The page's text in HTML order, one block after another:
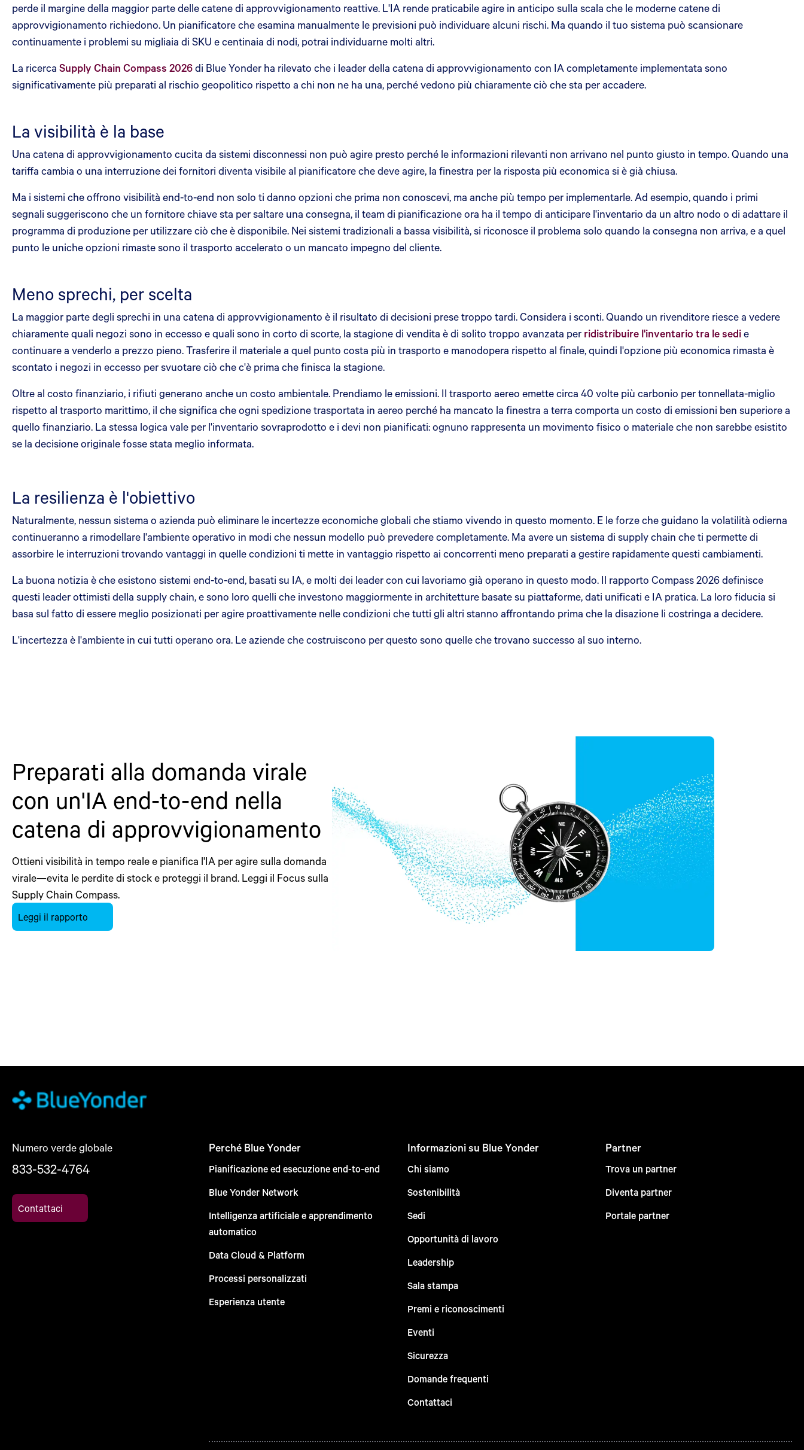
perde il margine della maggior parte delle catene di approvvigionamento reattive. L'IA rende praticabile agire in anticipo sulla scala che le moderne catene di
approvvigionamento richiedono. Un pianificatore che esamina manualmente le previsioni può individuare alcuni rischi. Ma quando il tuo sistema può scansionare
continuamente i problemi su migliaia di SKU e centinaia di nodi, potrai individuarne molti altri.
La ricerca Supply Chain Compass 2026di Blue Yonder ha rilevato che i leader della catena di approvvigionamento con IA completamente implementata sono
significativamente più preparati al rischio geopolitico rispetto a chi non ne ha una, perché vedono più chiaramente ciò che sta per accadere.
La visibilità è la base
Una catena di approvvigionamento cucita da sistemi disconnessi non può agire presto perché le informazioni rilevanti non arrivano nel punto giusto in tempo. Quando una
tariffa cambia o una interruzione dei fornitori diventa visibile al pianificatore che deve agire, la finestra per la risposta più economica si è già chiusa.
Ma i sistemi che offrono visibilità end-to-end non solo ti danno opzioni che prima non conoscevi, ma anche più tempo per implementarle. Ad esempio, quando i primi
segnali suggeriscono che un fornitore chiave sta per saltare una consegna, il team di pianificazione ora ha il tempo di anticipare l'inventario da un altro nodo o di adattare il
programma di produzione per utilizzare ciò che è disponibile. Nei sistemi tradizionali a bassa visibilità, si riconosce il problema solo quando la consegna non arriva, e a quel
punto le uniche opzioni rimaste sono il trasporto accelerato o un mancato impegno del cliente.
Meno sprechi, per scelta
La maggior parte degli sprechi in una catena di approvvigionamento è il risultato di decisioni prese troppo tardi. Considera i sconti. Quando un rivenditore riesce a vedere
chiaramente quali negozi sono in eccesso e quali sono in corto di scorte, la stagione di vendita è di solito troppo avanzata per ridistribuire l'inventario tra le sedie
continuare a venderlo a prezzo pieno. Trasferire il materiale a quel punto costa più in trasporto e manodopera rispetto al finale, quindi l'opzione più economica rimasta è
scontato i negozi in eccesso per svuotare ciò che c'è prima che finisca la stagione.
Oltre al costo finanziario, i rifiuti generano anche un costo ambientale. Prendiamo le emissioni. Il trasporto aereo emette circa 40 volte più carbonio per tonnellata-miglio
rispetto al trasporto marittimo, il che significa che ogni spedizione trasportata in aereo perché ha mancato la finestra a terra comporta un costo di emissioni ben superiore a
quello finanziario. La stessa logica vale per l'inventario sovraprodotto e i devi non pianificati: ognuno rappresenta un movimento fisico o materiale che non sarebbe esistito
se la decisione originale fosse stata meglio informata.
La resilienza è l'obiettivo
Naturalmente, nessun sistema o azienda può eliminare le incertezze economiche globali che stiamo vivendo in questo momento. E le forze che guidano la volatilità odierna
continueranno a rimodellare l'ambiente operativo in modi che nessun modello può prevedere completamente. Ma avere un sistema di supply chain che ti permette di
assorbire le interruzioni trovando vantaggi in quelle condizioni ti mette in vantaggio rispetto ai concorrenti meno preparati a gestire rapidamente questi cambiamenti.
La buona notizia è che esistono sistemi end-to-end, basati su IA, e molti dei leader con cui lavoriamo già operano in questo modo. Il rapporto Compass 2026 definisce
questi leader ottimisti della supply chain, e sono loro quelli che investono maggiormente in architetture basate su piattaforme, dati unificati e IA pratica. La loro fiducia si
basa sul fatto di essere meglio posizionati per agire proattivamente nelle condizioni che tutti gli altri stanno affrontando prima che la disazione li costringa a decidere.
L'incertezza è l'ambiente in cui tutti operano ora. Le aziende che costruiscono per questo sono quelle che trovano successo al suo interno.
Preparati alla domanda virale
con un'IA end-to-end nella
catena di approvvigionamento
Ottieni visibilità in tempo reale e pianifica l'IA per agire sulla domanda
virale—evita le perdite di stock e proteggi il brand. Leggi il Focus sulla
Supply Chain Compass.
Leggi il rapporto
Numero verde globale
833-532-4764
Contattaci
Perché Blue Yonder
Pianificazione ed esecuzione end-to-end
Blue Yonder Network
Intelligenza artificiale e apprendimento
automatico
Data Cloud & Platform
Processi personalizzati
Esperienza utente
Informazioni su Blue Yonder
Chi siamo
Sostenibilità
Sedi
Opportunità di lavoro
Leadership
Sala stampa
Premi e riconoscimenti
Eventi
Sicurezza
Domande frequenti
Contattaci
Partner
Trova un partner
Diventa partner
Portale partner